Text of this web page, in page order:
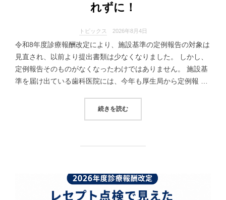
れずに！
トピックス 2026年8月4日
令和8年度診療報酬改定により、施設基準の定例報告の対象は
見直され、以前より提出書類は少なくなりました。 しかし、
定例報告そのものがなくなったわけではありません。 施設基
準を届け出ている歯科医院には、今年も厚生局から定例報 …
続きを読む“【令和8年度】施設基準の定例報